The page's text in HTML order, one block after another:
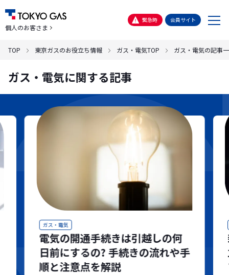
個人のお客さま
緊急時 会員サイト
メ
TOP 東京ガスのお役立ち情報 ガス・電気TOP ガス・電気の記事
ガス・電気に関する記事
ガス・電気
電気の開通手続きは引越しの何
日前にするの? 手続きの流れや手
順と注意点を解説